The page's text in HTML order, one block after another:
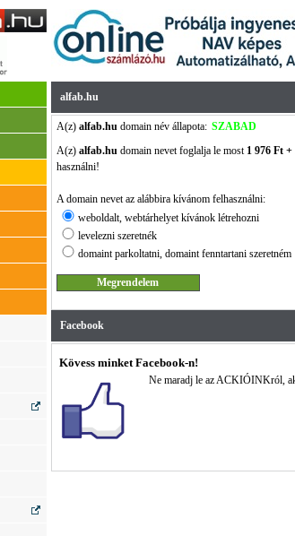
alfab.hu
A(z) alfab.hudomain név állapota: SZABAD
A(z) alfab.hudomain nevet foglalja le most 1 976 Ft
használni!
A domain nevet az alábbira kívánom felhasználni:
weboldalt, webtárhelyet kívánok létrehozni
levelezni szeretnék
domaint parkoltatni, domaint fenntartani szeretném
Facebook
Kövess minket Facebook-n!
Ne maradj le az ACKIÓINKról,